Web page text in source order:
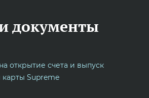
документы
открытие счета и выпуск
карты Supreme